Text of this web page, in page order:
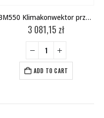
BM550 Klimakonwektor przypodłogowy
3 081,15 zł
ADD TO CART